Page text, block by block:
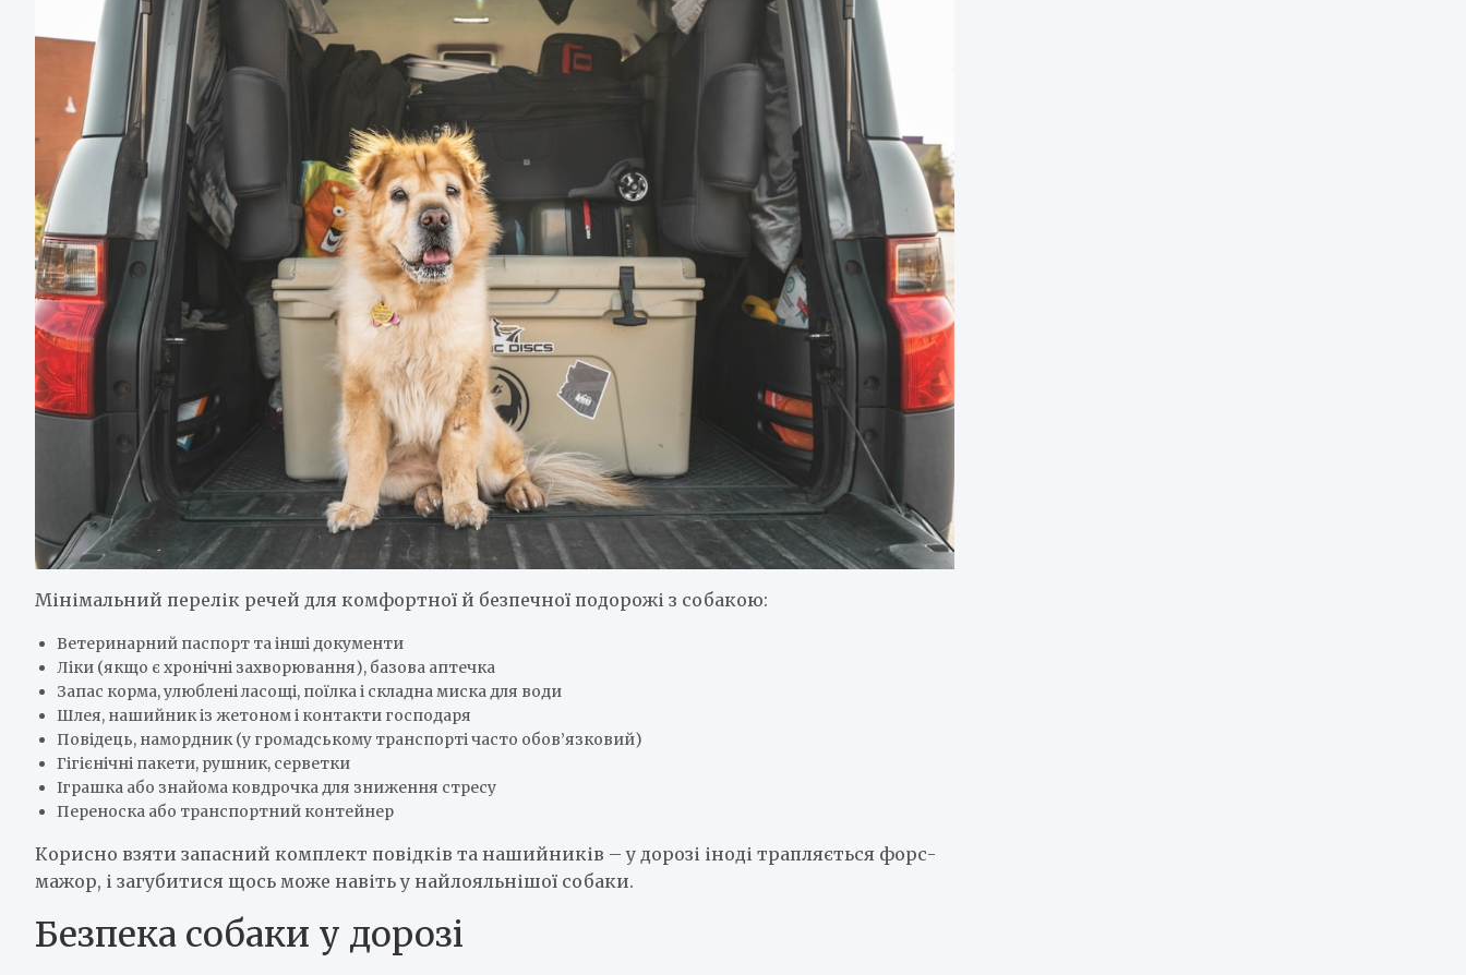
Мінімальний перелік речей для комфортної й безпечної подорожі з собакою:
Ветеринарний паспорт та інші документи
Ліки (якщо є хронічні захворювання), базова аптечка
Запас корма, улюблені ласощі, поїлка і складна миска для води
Шлея, нашийник із жетоном і контакти господаря
Повідець, намордник (у громадському транспорті часто обов’язковий)
Гігієнічні пакети, рушник, серветки
Іграшка або знайома ковдрочка для зниження стресу
Переноска або транспортний контейнер
Корисно взяти запасний комплект повідків та нашийників – у дорозі іноді трапляється форс-
мажор, і загубитися щось може навіть у найлояльнішої собаки.
Безпека собаки у дорозі